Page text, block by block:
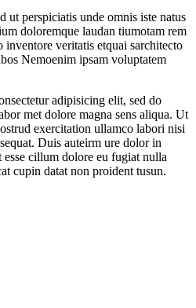
ut perspiciatis unde omnis iste natus
doloremque laudan tiumotam rem
inventore veritatis etquai sarchitecto
Nemoenim ipsam voluptatem
adipisicing elit, sed do
met dolore magna sens aliqua. Ut
exercitation ullamco labori nisi
Duis auteirm ure dolor in
cillum dolore eu fugiat nulla
cupin datat non proident tusun.